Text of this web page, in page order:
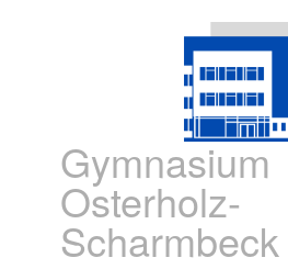
Gymnasium
Osterholz-
Scharmbeck